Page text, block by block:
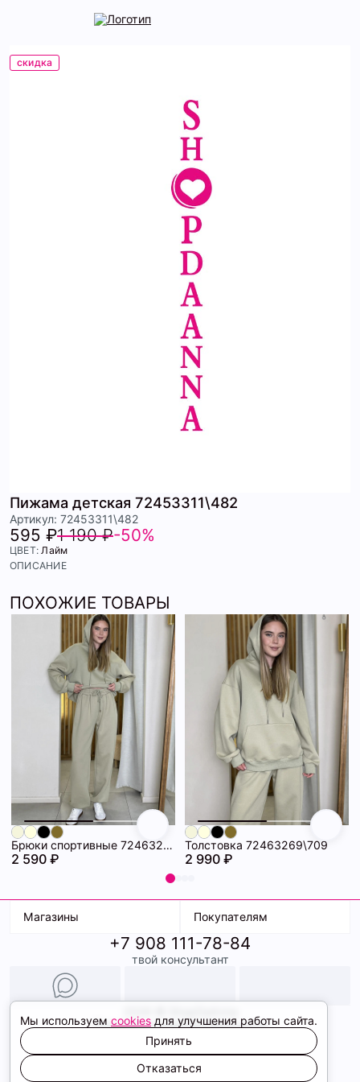
скидка
Пижама детская 72453311\482
Артикул: 72453311\482
595 ₽1 190 ₽-50%
ЦВЕТ:Лайм
ОПИСАНИЕ
ПОХОЖИЕ ТОВАРЫ
Брюки спортивные 72463271\709
2 590 ₽
Толстовка 72463269\709
2 990 ₽
Магазины
ТК Терминал
ТРК Континент
Покупателям
Доставка
Условия оплаты
Образы
+7 908 111-78-84
твой консультант
Политика конфиденциальности
Соглашение cookie
Сайт создали
Мы используем cookies для улучшения работы сайта.
Принять
Отказаться